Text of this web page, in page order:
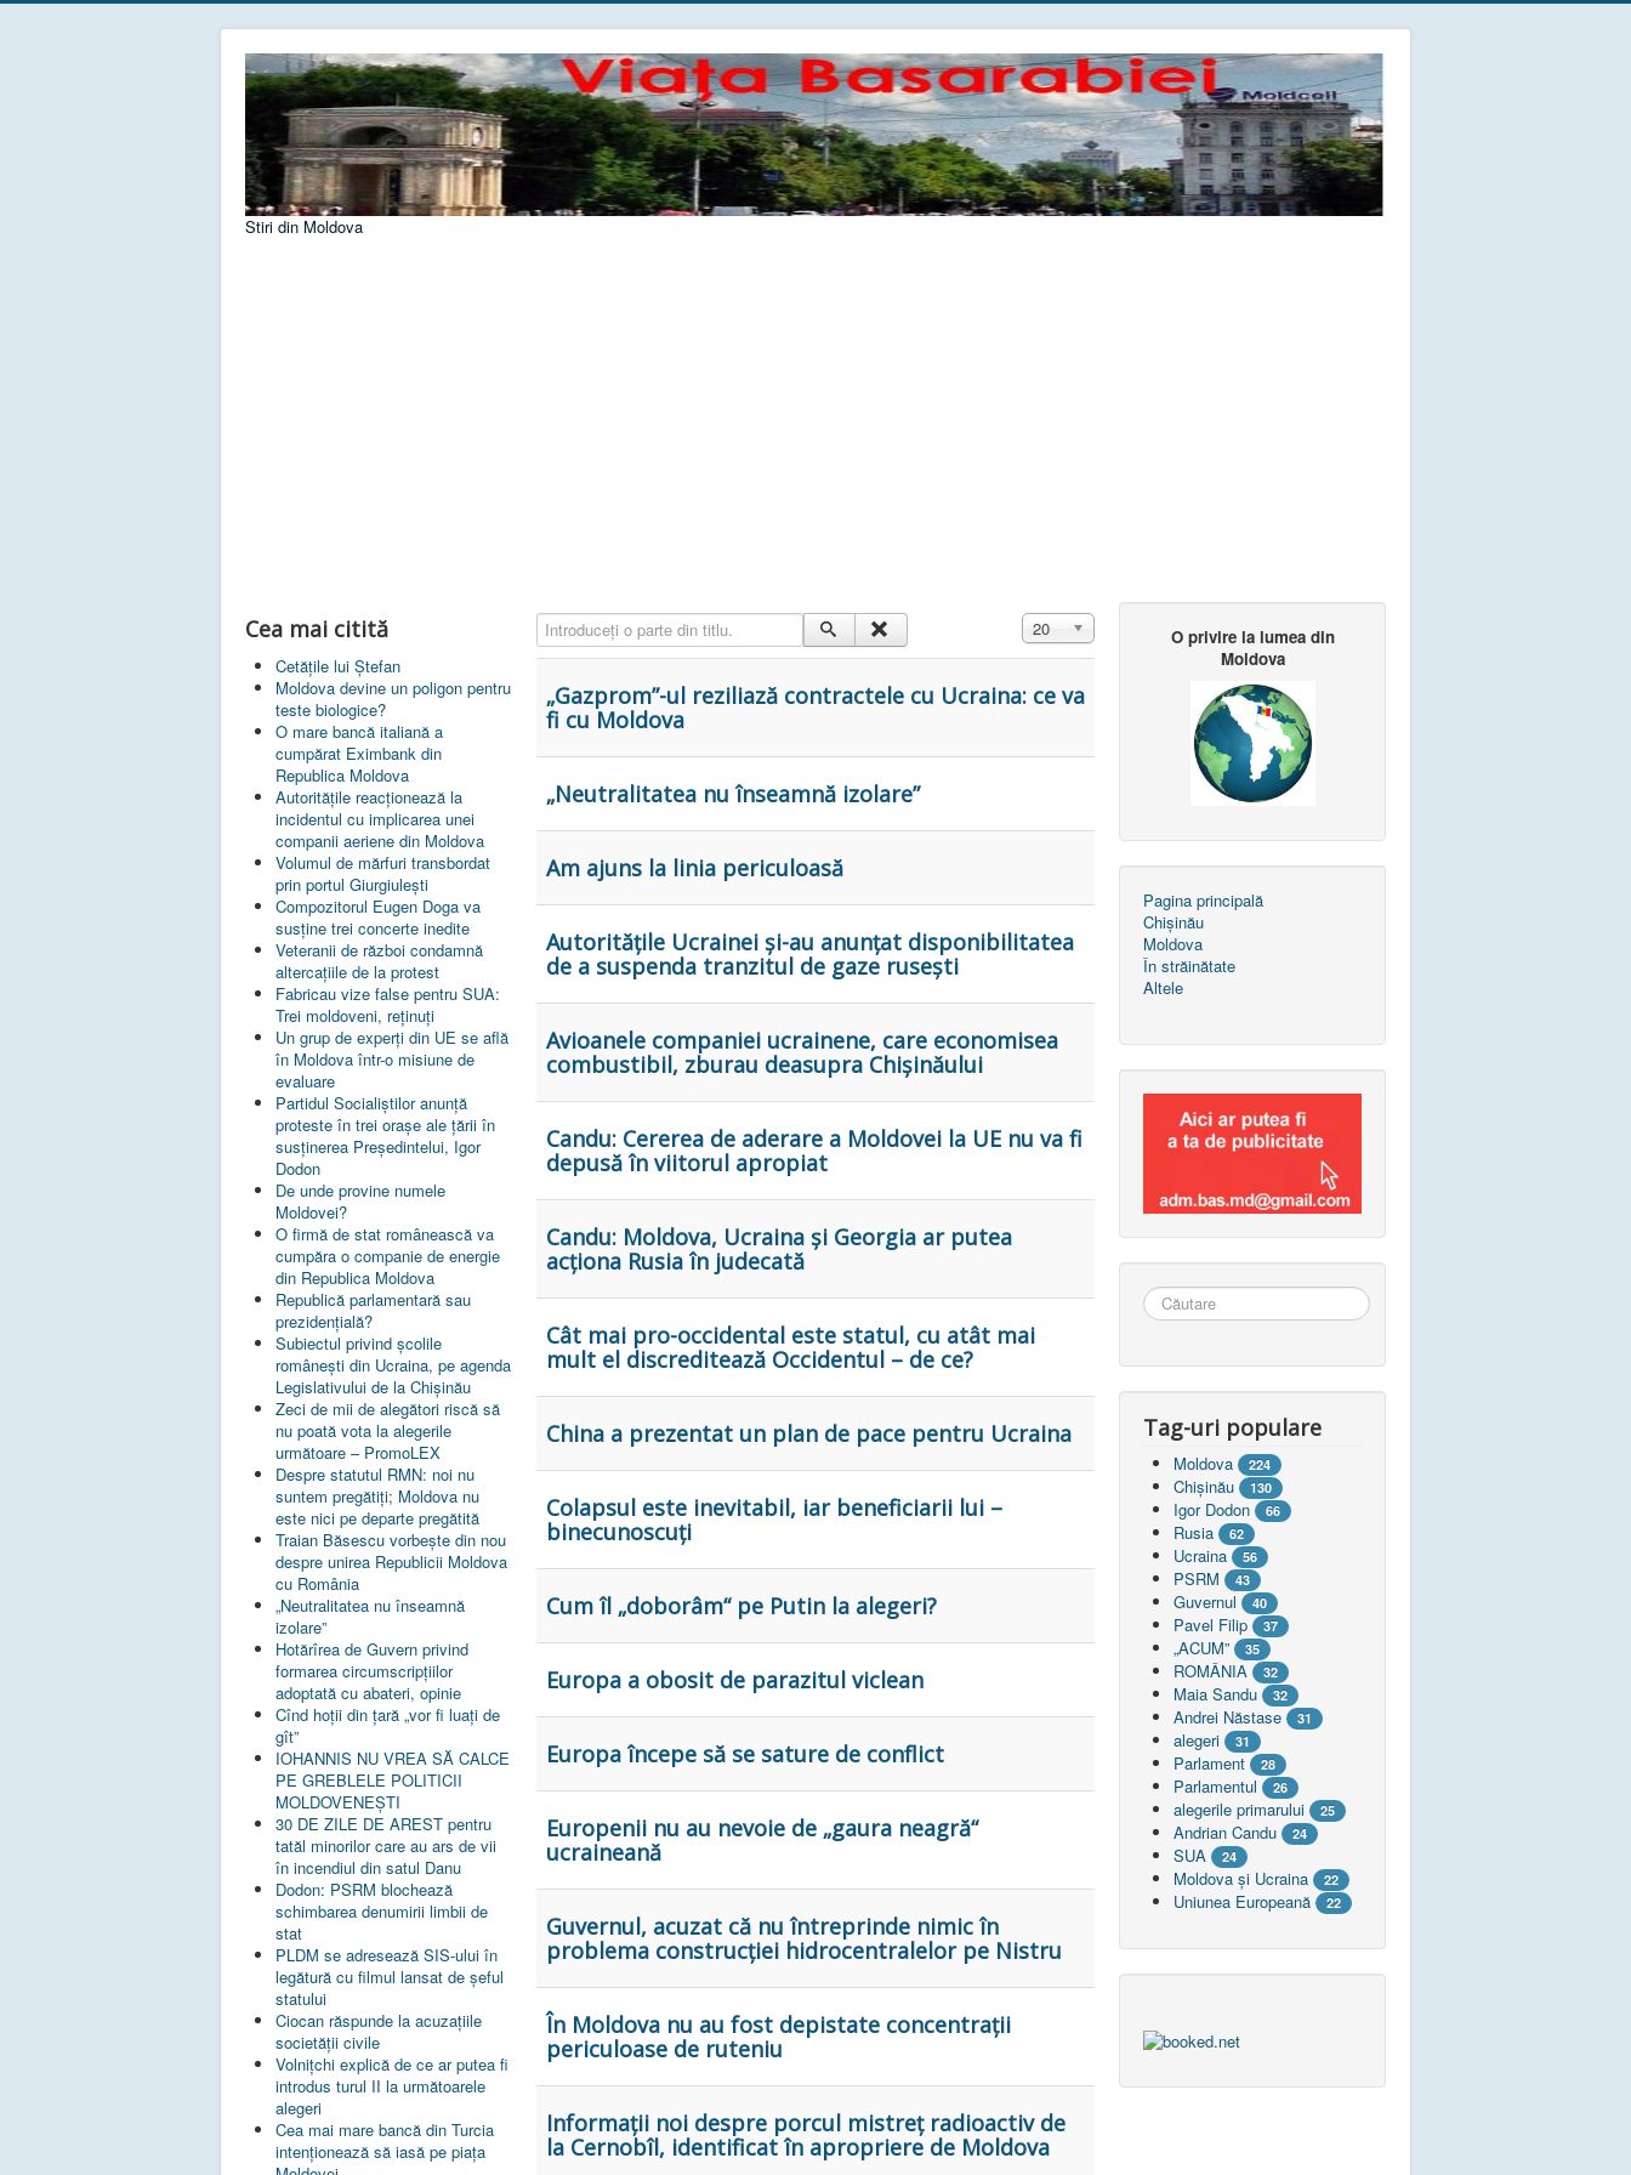
Stiri din Moldova
Cea mai citită
Cetățile lui Ștefan
Moldova devine un poligon pentru
teste biologice?
O mare bancă italiană a
cumpărat Eximbank din
Republica Moldova
Autoritățile reacționează la
incidentul cu implicarea unei
companii aeriene din Moldova
Volumul de mărfuri transbordat
prin portul Giurgiulești
Compozitorul Eugen Doga va
susţine trei concerte inedite
Veteranii de război condamnă
altercaţiile de la protest
Fabricau vize false pentru SUA:
Trei moldoveni, reținuți
Un grup de experţi din UE se află
în Moldova într-o misiune de
evaluare
Partidul Socialiștilor anunță
proteste în trei orașe ale țării în
susținerea Președintelui, Igor
Dodon
De unde provine numele
Moldovei?
O firmă de stat românească va
cumpăra o companie de energie
din Republica Moldova
Republică parlamentară sau
prezidențială?
Subiectul privind şcolile
româneşti din Ucraina, pe agenda
Legislativului de la Chişinău
Zeci de mii de alegători riscă să
nu poată vota la alegerile
următoare – PromoLEX
Despre statutul RMN: noi nu
suntem pregătiți; Moldova nu
este nici pe departe pregătită
Traian Băsescu vorbește din nou
despre unirea Republicii Moldova
cu România
„Neutralitatea nu înseamnă
izolare”
Hotărîrea de Guvern privind
formarea circumscripțiilor
adoptată cu abateri, opinie
Cînd hoții din țară „vor fi luați de
gît”
IOHANNIS NU VREA SĂ CALCE
PE GREBLELE POLITICII
MOLDOVENEȘTI
30 DE ZILE DE AREST pentru
tatăl minorilor care au ars de vii
în incendiul din satul Danu
Dodon: PSRM blochează
schimbarea denumirii limbii de
stat
PLDM se adresează SIS-ului în
legătură cu filmul lansat de șeful
statului
Ciocan răspunde la acuzațiile
societății civile
Volnițchi explică de ce ar putea fi
introdus turul II la următoarele
alegeri
Cea mai mare bancă din Turcia
intenționează să iasă pe piața
Introduceți o parte din titlu. Afișare #
20
„Gazprom”-ul reziliază contractele cu Ucraina: ce va
fi cu Moldova
„Neutralitatea nu înseamnă izolare”
Am ajuns la linia periculoasă
Autoritățile Ucrainei și-au anunțat disponibilitatea
de a suspenda tranzitul de gaze rusești
Avioanele companiei ucrainene, care economisea
combustibil, zburau deasupra Chișinăului
Candu: Cererea de aderare a Moldovei la UE nu va fi
depusă în viitorul apropiat
Candu: Moldova, Ucraina și Georgia ar putea
acționa Rusia în judecată
Cât mai pro-occidental este statul, cu atât mai
mult el discreditează Occidentul – de ce?
China a prezentat un plan de pace pentru Ucraina
Colapsul este inevitabil, iar beneficiarii lui –
binecunoscuți
Cum îl „doborâm“ pe Putin la alegeri?
Europa a obosit de parazitul viclean
Europa începe să se sature de conflict
Europenii nu au nevoie de „gaura neagră“
ucraineană
Guvernul, acuzat că nu întreprinde nimic în
problema construcției hidrocentralelor pe Nistru
În Moldova nu au fost depistate concentrații
periculoase de ruteniu
Informații noi despre porcul mistreț radioactiv de
la Cernobîl, identificat în apropriere de Moldova
O privire la lumea din
Moldova
Pagina principală
Chișinău
Moldova
În străinătate
Altele
Căutare
...
Tag-uri populare
Moldova 224
Chişinău 130
Igor Dodon 66
Rusia 62
Ucraina 56
PSRM 43
Guvernul 40
Pavel Filip 37
„ACUM” 35
ROMÂNIA 32
Maia Sandu 32
Andrei Năstase 31
alegeri 31
Parlament 28
Parlamentul 26
alegerile primarului 25
Andrian Candu 24
SUA 24
Moldova și Ucraina 22
Uniunea Europeană 22